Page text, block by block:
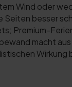
Wind oder
besser
Premium-
macht